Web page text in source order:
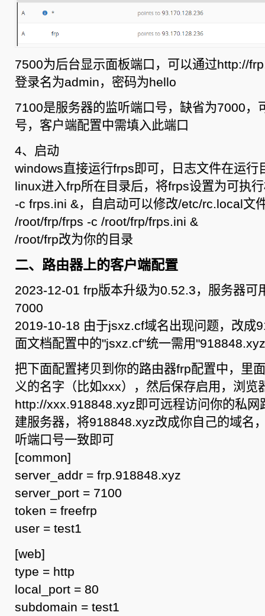
7500为后台显示面板端口，可以通过http://
登录名为admin，密码为hello
7100是服务器的监听端口号，缺省为7000，
号，客户端配置中需填入此端口
4、启动
windows直接运行frps即可，日志文件在运行
linux进入frp所在目录后，将frps设置为可执
-c frps.ini &，自启动可以修改/etc/rc.local文
/root/frp/frps -c /root/frp/frps.ini &
/root/frp改为你的目录
二、路由器上的客户端配置
2023-12-01 frp版本升级为0.52.3，服务器可
7000
2019-10-18 由于jsxz.cf域名出现问题，改成
面文档配置中的"jsxz.cf"统一需用
把下面配置拷贝到你的路由器frp配置中，里
义的名字（比如xxx），然后保存启用，浏览
http://xxx.918848.xyz即可远程访问你的私网
建服务器，将918848.xyz改成你自己的域名
听端口号一致即可
[common]
server_addr = frp.918848.xyz
server_port = 7100
token = freefrp
user = test1
[web]
type = http
local_port = 80
subdomain = test1